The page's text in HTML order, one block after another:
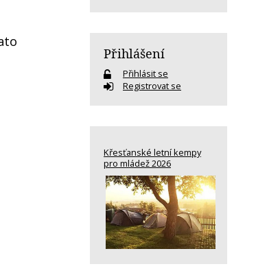
Přihlášení
Přihlásit se
Registrovat se
Křesťanské letní kempy
pro mládež 2026